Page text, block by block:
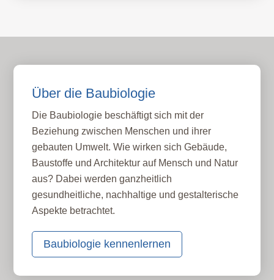
Über die Baubiologie
Die Baubiologie beschäftigt sich mit der
Beziehung zwischen Menschen und ihrer
gebauten Umwelt. Wie wirken sich Gebäude,
Baustoffe und Architektur auf Mensch und Natur
aus? Dabei werden ganzheitlich
gesundheitliche, nachhaltige und gestalterische
Aspekte betrachtet.
Baubiologie kennenlernen